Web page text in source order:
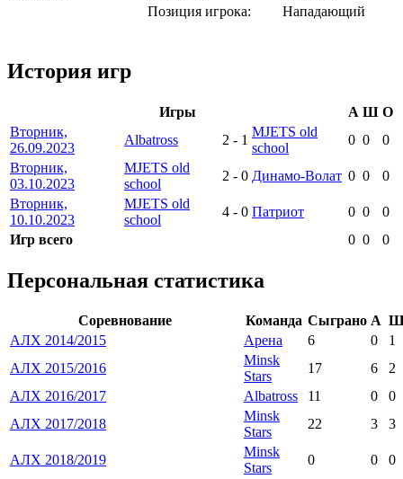
Позиция игрока:
Нападающий
История игр
Игры А Ш О
Вторник,
26.09.2023
Albatross 2 - 1
MJETS old
school
0 0
0
Вторник,
03.10.2023
MJETS old
school
2 - 0 Динамо-Волат 0 0
0
Вторник,
10.10.2023
MJETS old
school
4 - 0 Патриот 0 0
0
Игр всего
0 0 0
Персональная статистика
Соревнование Команда Сыграно А
АЛХ 2014/2015
Арена 6 0
1
АЛХ 2015/2016
Minsk
Stars
17 6
2
АЛХ 2016/2017
Albatross 11 0
0
АЛХ 2017/2018
Minsk
Stars
22 3 3
АЛХ 2018/2019
Minsk
Stars
0 0
0